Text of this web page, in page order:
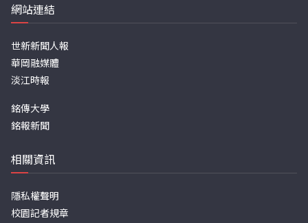
網站連結
世新新聞人報
華岡融媒體
淡江時報
銘傳大學
銘報新聞
相關資訊
隱私權聲明
校園記者規章